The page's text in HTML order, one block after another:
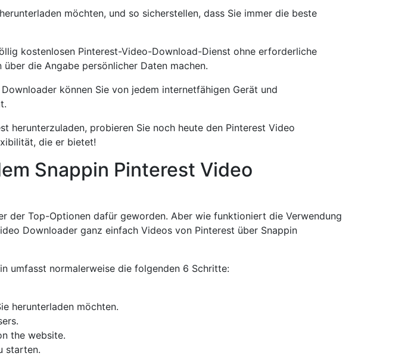
möchten, und so sicherstellen, dass Sie immer die beste
kostenlosen Pinterest-Video-Download-Dienst ohne erforderliche
die Angabe persönlicher Daten machen.
können Sie von jedem internetfähigen Gerät und
herunterzuladen, probieren Sie noch heute den Pinterest Video
die er bietet!
Snappin Pinterest Video
der Top-Optionen dafür geworden. Aber wie funktioniert die Verwendung
Downloader ganz einfach Videos von Pinterest über Snappin
umfasst normalerweise die folgenden 6 Schritte:
herunterladen möchten.
the website.
starten.